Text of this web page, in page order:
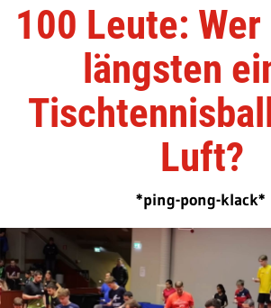
100 Leute:
längsten
Luft?
*ping-pong-klack*